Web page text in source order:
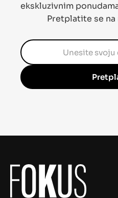
ekskluzivnim
Pretplatite se